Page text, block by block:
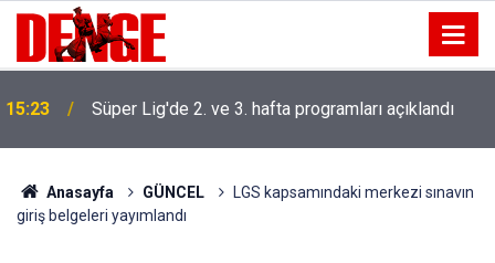
15:23 Süper Lig'de 2. ve 3. hafta programları açıklandı
Anasayfa GÜNCEL
LGS kapsamındaki merkezi sınavın
giriş belgeleri yayımlandı